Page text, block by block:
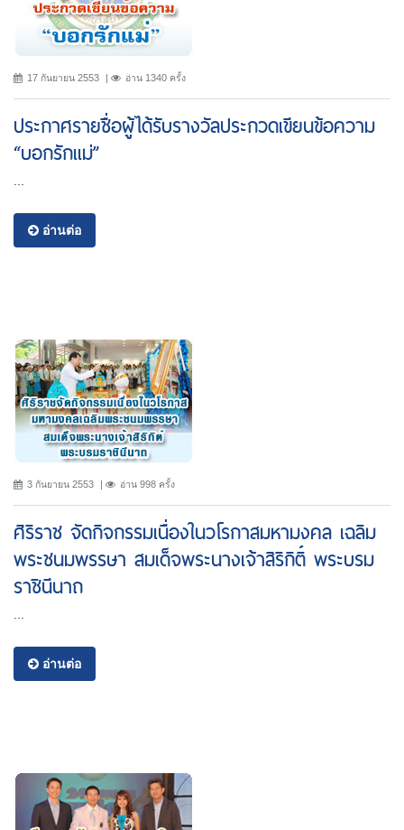
17 กันยายน 2553 อ่าน 1340 ครั้ง
ประกาศรายชื่อผู้ได้รับรางวัลประกวดเขียนข้อความ
“บอกรักแม่”
อ่านต่อ
3 กันยายน 2553 อ่าน 998 ครั้ง
ศิริราช จัดกิจกรรมเนื่องในวโรกาสมหามงคล เฉลิม
พระชนมพรรษา สมเด็จพระนางเจ้าสิริกิติ์ พระบรม
ราชินีนาถ
อ่านต่อ